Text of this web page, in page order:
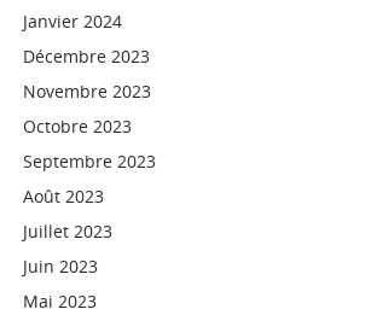
Janvier 2024
Décembre 2023
Novembre 2023
Octobre 2023
Septembre 2023
Août 2023
Juillet 2023
Juin 2023
Mai 2023